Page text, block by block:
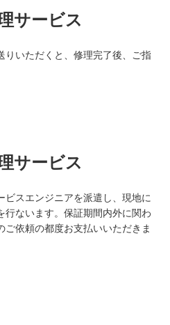
サービス
りいただくと、修理完了後、ご指
サービス
ビスエンジニアを派遣し、現地に
行ないます。保証期間内外に関わ
ご依頼の都度お支払いいただきま